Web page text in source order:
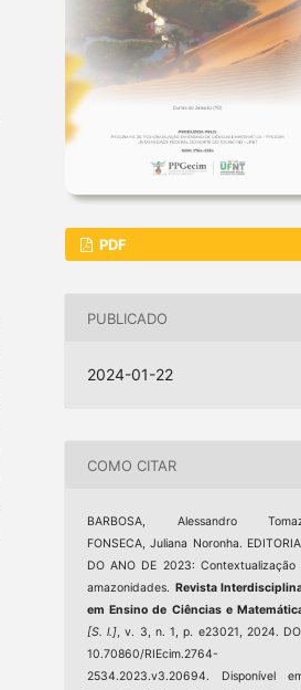
PDF
PUBLICADO
2024-01-22
COMO CITAR
BARBOSA, Alessandro
FONSECA, Juliana Noronha.
DO ANO DE 2023: Contextualização
amazonidades. Revista
em Ensino de Ciências e
[S. l.], v. 3, n. 1, p. e23021, 2024.
10.70860/RIEcim.2764-
2534.2023.v3.20694. Disponível